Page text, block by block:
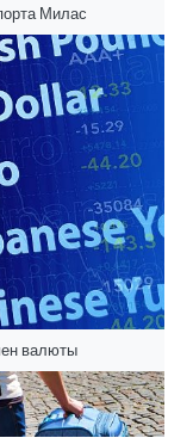
Милас
валюты